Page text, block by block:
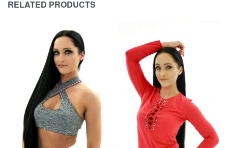
RELATED PRODUCTS